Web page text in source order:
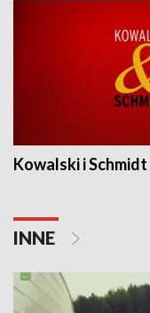
Kowalski i Schmidt
INNE